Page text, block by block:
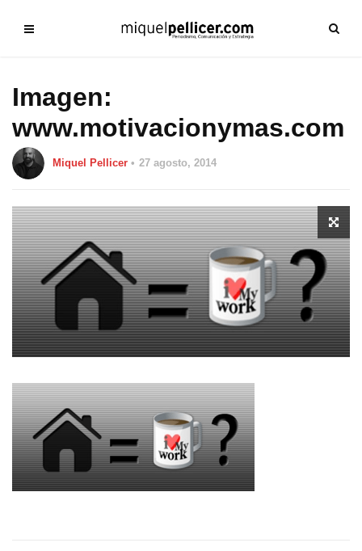
Imagen:
www.motivacionymas.com
Miquel Pellicer 27 agosto, 2014